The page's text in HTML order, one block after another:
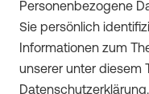
Personenbezogene
Sie persönlich
Informationen zum
unserer unter diesem
Datenschutzerklärung.